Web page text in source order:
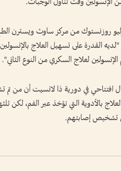
روزنستوك من مركز ساوث ويسترن
"لديه القدرة على تسهيل العلاج
لعلاج السكري من النوع الثاني".
افتتاحي في دورية ذا لانسيت أن من تم
بالأدوية التي تؤخذ عبر الفم، لكن
تشخيص إصابتهم.